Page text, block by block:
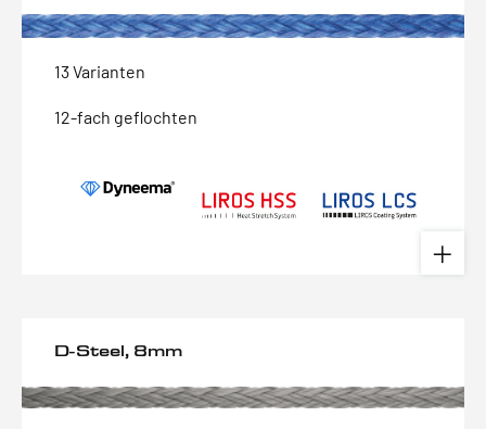
13 Varianten
12-fach geflochten
D-Steel, 8mm